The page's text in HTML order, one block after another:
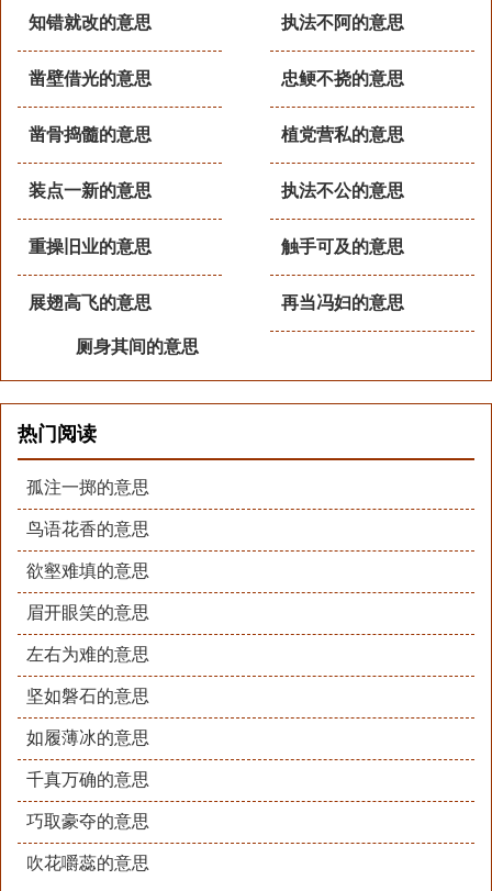
执法不阿的意思
知错就改的意思
忠鲠不挠的意思
凿壁借光的意思
植党营私的意思
凿骨捣髓的意思
执法不公的意思
装点一新的意思
触手可及的意思
重操旧业的意思
再当冯妇的意思
展翅高飞的意思
厕身其间的意思
热门阅读
孤注一掷的意思
鸟语花香的意思
欲壑难填的意思
眉开眼笑的意思
左右为难的意思
坚如磐石的意思
如履薄冰的意思
千真万确的意思
巧取豪夺的意思
吹花嚼蕊的意思